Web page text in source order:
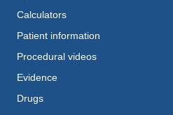
Calculators
Patient information
Procedural videos
Evidence
Drugs